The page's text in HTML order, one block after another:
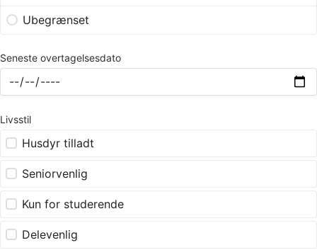
Ubegrænset
Seneste overtagelsesdato
Livsstil
Husdyr tilladt
Seniorvenlig
Kun for studerende
Delevenlig